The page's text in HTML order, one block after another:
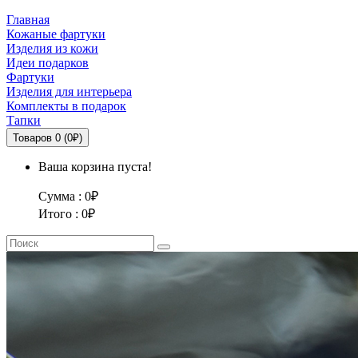
Главная
Кожаные фартуки
Изделия из кожи
Идеи подарков
Фартуки
Изделия для интерьера
Комплекты в подарок
Тапки
Товаров 0 (0₽)
Ваша корзина пуста!
Сумма : 0₽
Итого : 0₽